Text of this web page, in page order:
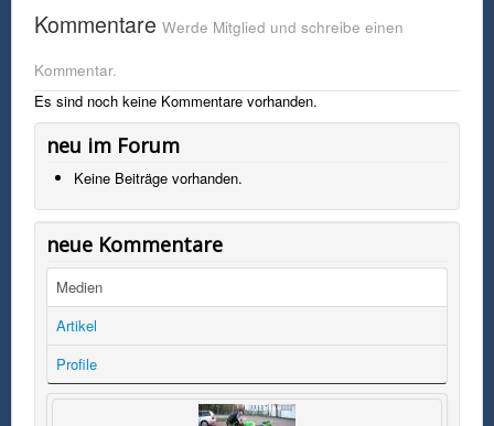
Kommentare Werde Mitglied und schreibe einen
Kommentar.
Es sind noch keine Kommentare vorhanden.
neu im Forum
Keine Beiträge vorhanden.
neue Kommentare
Medien
Artikel
Profile